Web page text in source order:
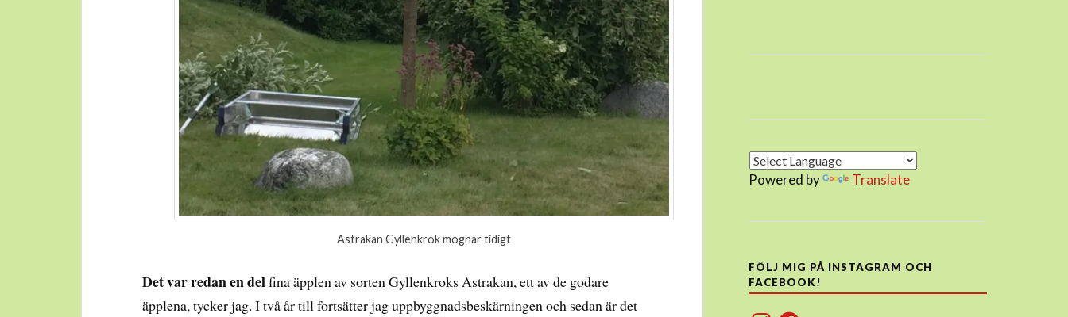
Astrakan Gyllenkrok mognar tidigt
Det var redan en delfina äpplen av sorten Gyllenkroks Astrakan, ett av de godare
äpplena, tycker jag. I två år till fortsätter jag uppbyggnadsbeskärningen och sedan är det
Powered by Translate
FÖLJ MIG PÅ INSTAGRAM OCH
FACEBOOK!